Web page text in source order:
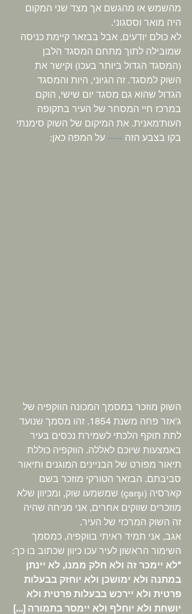
מהשמש או מהגשם אך מצד שני המקום
היה מואר וססגוני.
לא כולם יודעים, אבל בבזאר קיימת כניסה
שמובילה לתוך מתחם המסגד הלבן
(המסגד הגדול ביותר בעכו) וקישר את
השוק למסגד. זה הגיוני, היות והמסגד
הגדול שהוא גם מסגד יום שישי, הוקם
במרכז חיי המסחר של העיר בתקופה
העות'מאנית. את המיקום של השוק סימנתי
בקו בצבע הזה ----- על המפה כאן:
השוק מוזכר במסמך המכונה הווקפיה של
ג'אזר פחה משנת 1854. זהו מסמך שנועד
לתת תוקף הלכתי לשמירת נכסים בעיר
באמצעות שיוכם לאללה. הווקפיה כוללת
תיאור מפורט של הבניינים המוגנים ותיאור
סביבתם. הבזאר הטורקי מוזכר בשם
קארסיה (çarşı) שמשמעו שוק, ומכיוון שלא
מוזכרים שווקים אחרים, אני מניחה שהיה
זה השוק המרכזי של העיר.
אגב, אני תמיד ראיתי בווקפיה, כמסמך
השימור הראשון לעיר עכו כיוון שכתוב בו כך:
"לא יימכר זה ולא חלק ממנו, לא יינתן
במתנה ולא ימושכן ולא יוחזק בבעלות
פרטית ולא יירכש בבעלות פרטית ולא
יושחת ולא יוחלף ולא יימסר בתמורה [...]